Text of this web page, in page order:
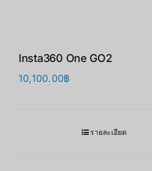
Insta360 One GO2
10,100.00฿
รายละเอียด